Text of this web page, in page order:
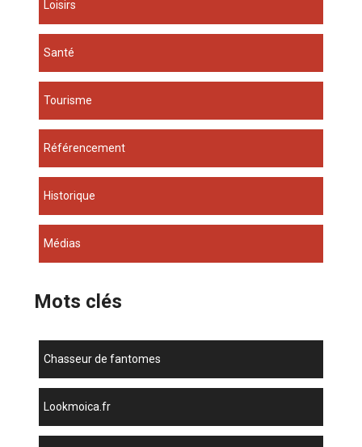
Loisirs
Santé
Tourisme
Référencement
Historique
Médias
Mots clés
chasseur de fantomes
lookmoica.fr